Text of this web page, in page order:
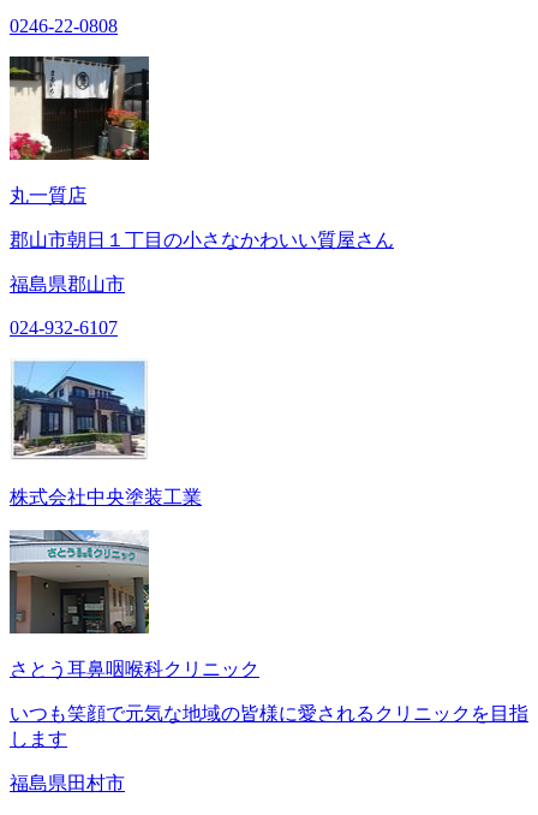
0246-22-0808
丸一質店
郡山市朝日１丁目の小さなかわいい質屋さん
福島県郡山市
024-932-6107
株式会社中央塗装工業
さとう耳鼻咽喉科クリニック
いつも笑顔で元気な地域の皆様に愛されるクリニックを目指
します
福島県田村市